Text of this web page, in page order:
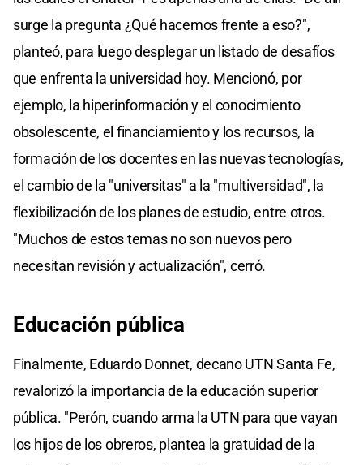
surge la pregunta ¿Qué hacemos frente a eso?",
planteó, para luego desplegar un listado de desafíos
que enfrenta la universidad hoy. Mencionó, por
ejemplo, la hiperinformación y el conocimiento
obsolescente, el financiamiento y los recursos, la
formación de los docentes en las nuevas tecnologías,
el cambio de la "universitas" a la "multiversidad", la
flexibilización de los planes de estudio, entre otros.
"Muchos de estos temas no son nuevos pero
necesitan revisión y actualización", cerró.
Educación pública
Finalmente, Eduardo Donnet, decano UTN Santa Fe,
revalorizó la importancia de la educación superior
pública. "Perón, cuando arma la UTN para que vayan
los hijos de los obreros, plantea la gratuidad de la